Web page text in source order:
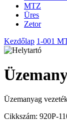
MTZ
Üres
Zetor
Kezdőlap 1-001
Üzemanyag
Cikkszám: 920P-